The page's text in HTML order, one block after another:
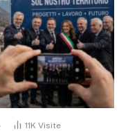
11K Visite